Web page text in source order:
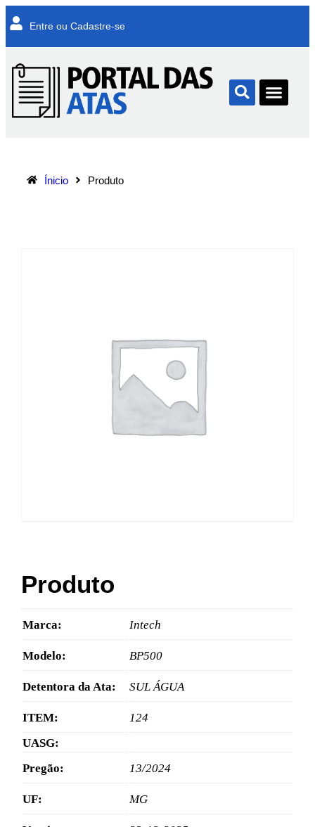
Entre ou Cadastre-se
Ínicio Produto
Produto
Marca: Intech
Modelo: BP500
Detentora da Ata: SUL ÁGUA
ITEM:
124
UASG:
Pregão:
13/2024
UF: MG